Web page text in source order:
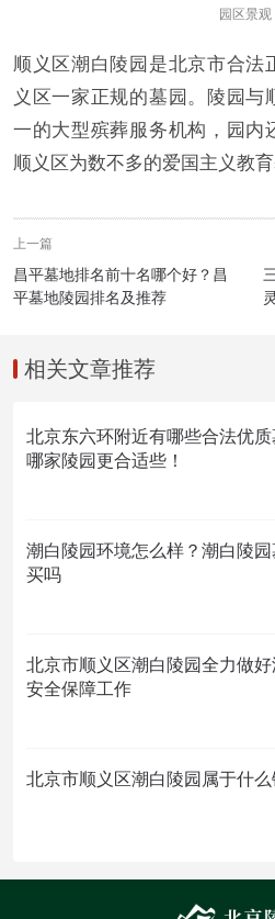
园区景观
顺义区潮白陵园是北京市合法
义区一家正规的墓园。陵园与
一的大型殡葬服务机构，园内
顺义区为数不多的爱国主义教育
上一篇
昌平墓地排名前十名哪个好？昌
平墓地陵园排名及推荐
相关文章推荐
北京东六环附近有哪些合法优质
哪家陵园更合适些！
潮白陵园环境怎么样？潮白陵
买吗
北京市顺义区潮白陵园全力做
安全保障工作
北京市顺义区潮白陵园属于什么